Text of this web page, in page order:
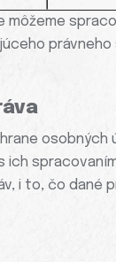
môžeme
právneho
ich
i to, čo dané